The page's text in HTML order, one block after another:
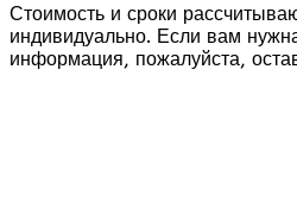
Стоимость и сроки
индивидуально. Если вам
информация, пожалуйста,